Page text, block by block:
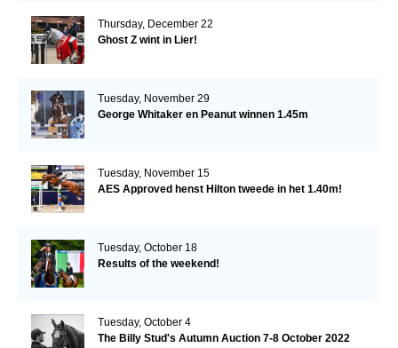
Thursday, December 22
Ghost Z wint in Lier!
Tuesday, November 29
George Whitaker en Peanut winnen 1.45m
Tuesday, November 15
AES Approved henst Hilton tweede in het 1.40m!
Tuesday, October 18
Results of the weekend!
Tuesday, October 4
The Billy Stud's Autumn Auction 7-8 October 2022